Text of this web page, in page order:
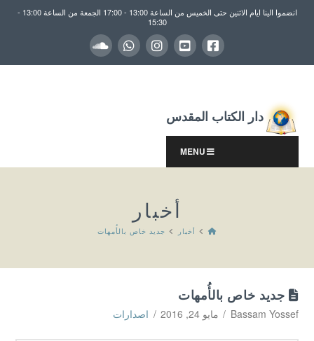
انضموا الينا ايام الاثنين حتى الخميس من الساعة 13:00 - 17:00 الجمعة من الساعة 13:00 -
15:30
دار الكتاب المقدس
MENU
أخبار
HOMEأخبار جديد خاص بالأُمهات
جديد خاص بالأُمهات
Bassam Yossef مايو 24, 2016 اصدارات